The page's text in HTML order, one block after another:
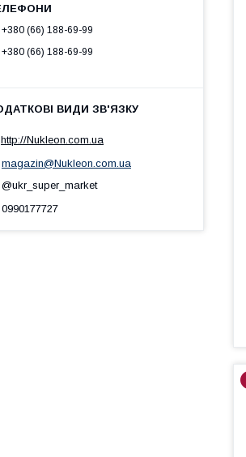
+380 (66) 188-69-99
+380 (66) 188-69-99
http://Nukleon.com.ua
magazin@Nukleon.com.ua
@ukr_super_market
0990177727